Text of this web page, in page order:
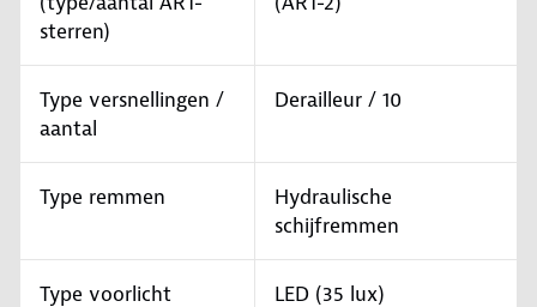
sterren)
Type versnellingen /
aantal
Derailleur / 10
Type remmen
Hydraulische
schijfremmen
Type voorlicht LED (35 lux)